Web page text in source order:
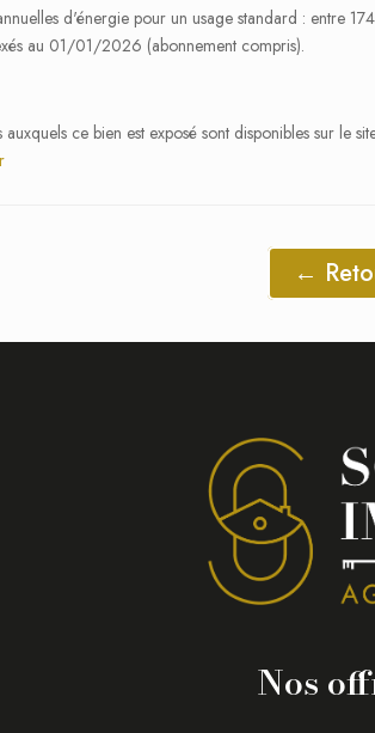
d'énergie pour un usage standard : entre
au 01/01/2026 (abonnement compris).
ce bien est exposé sont disponibles sur le
←
Nos